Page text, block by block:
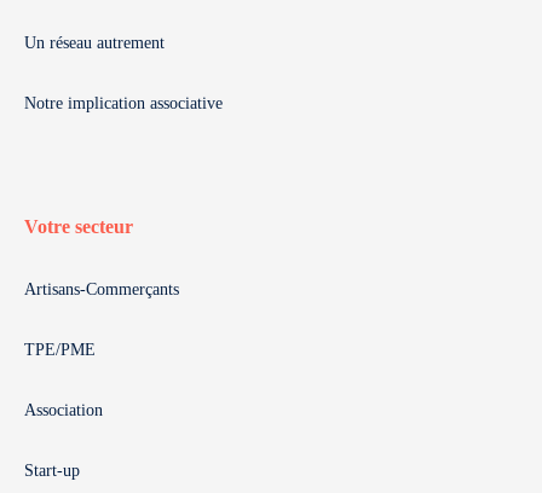
Un réseau autrement
Notre implication associative
Votre secteur
Artisans-Commerçants
TPE/PME
Association
Start-up